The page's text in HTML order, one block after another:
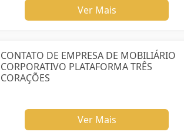
Ver Mais
CONTATO DE EMPRESA DE MOBILIÁRIO
CORPORATIVO PLATAFORMA TRÊS
CORAÇÕES
Ver Mais